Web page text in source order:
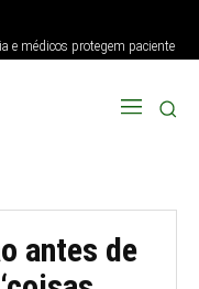
e médicos protegem paciente
antes de